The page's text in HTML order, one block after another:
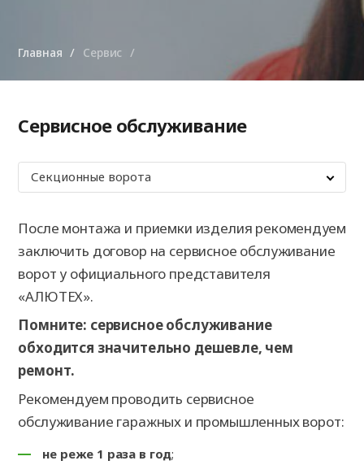
Главная Сервис
Сервисное обслуживание
Секционные ворота
После монтажа и приемки изделия рекомендуем
заключить договор на сервисное обслуживание
ворот у официального представителя
«АЛЮТЕХ».
Помните: сервисное обслуживание
обходится значительно дешевле, чем
ремонт.
Рекомендуем проводить сервисное
обслуживание гаражных и промышленных ворот:
не реже 1 раза в год;